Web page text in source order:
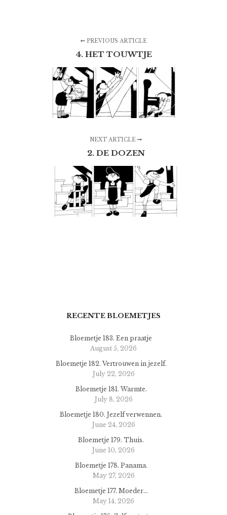
PREVIOUS ARTICLE
4. HET TOUWTJE
NEXT ARTICLE
2. DE DOZEN
RECENTE BLOEMETJES
Bloemetje 183. Een praatje
August 5, 2026
Bloemetje 182. Vertrouwen in jezelf.
July 22, 2026
Bloemetje 181. Warmte.
July 8, 2026
Bloemetje 180. Jezelf verwennen.
June 24, 2026
Bloemetje 179. Thuis.
June 10, 2026
Bloemetje 178. Panama.
May 27, 2026
Bloemetje 177. Moeder…
May 14, 2026